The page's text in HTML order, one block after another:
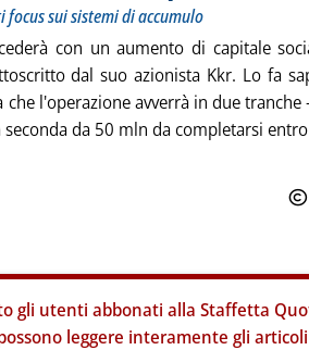
sui sistemi di accumulo
con un aumento di capitale
dal suo azionista Kkr. Lo fa
che l'operazione avverrà in due
da 50 mln da completarsi
gli utenti abbonati alla Staffetta
leggere interamente gli